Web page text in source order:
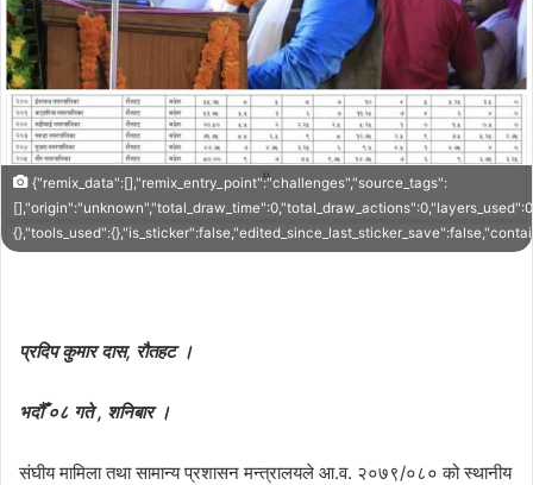
{"remix_data":[],"remix_entry_point":"challenges","source_tags":
प्रदिप कुमार दास, रौतहट ।
भदौँ ०८ गते , शनिबार ।
संघीय मामिला तथा सामान्य प्रशासन मन्त्रालयले आ.व. २०७९/०८० को स्थानीय